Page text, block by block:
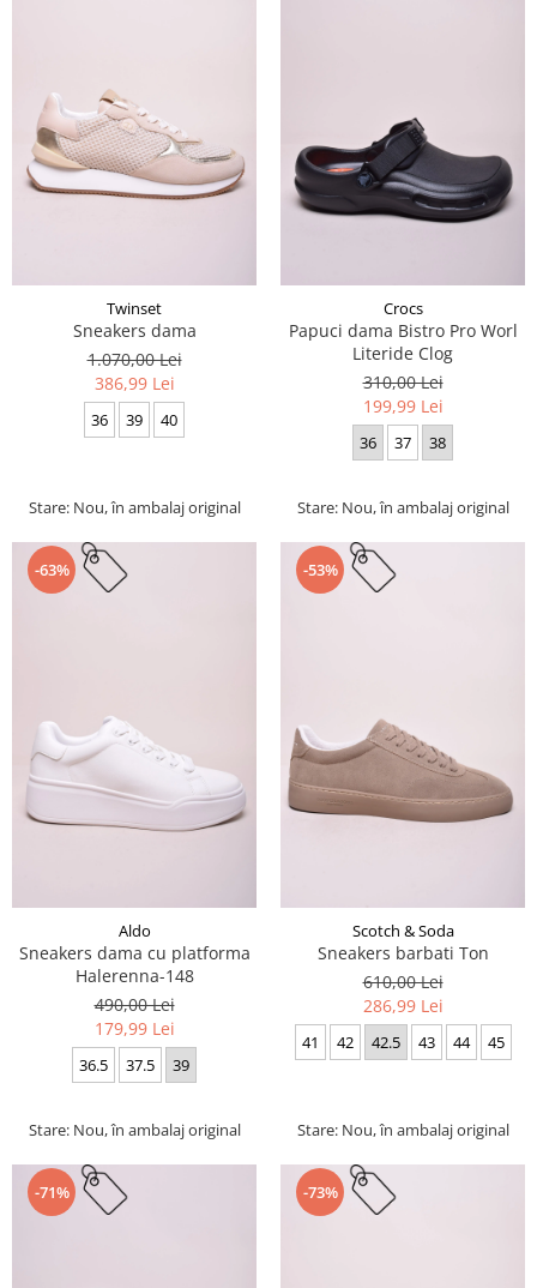
Twinset
Sneakers dama
1.070,00 Lei
386,99 Lei
36 39 40
Stare: Nou, în ambalaj original
Crocs
Papuci dama Bistro Pro Worl
Literide Clog
310,00 Lei
199,99 Lei
36 37 38
Stare: Nou, în ambalaj original
-63%
Aldo
Sneakers dama cu platforma
Halerenna-148
490,00 Lei
179,99 Lei
36.5 37.5 39
Stare: Nou, în ambalaj original
-53%
Scotch & Soda
Sneakers barbati Ton
610,00 Lei
286,99 Lei
41 42 42.5 43 44 45
Stare: Nou, în ambalaj original
-71% -73%